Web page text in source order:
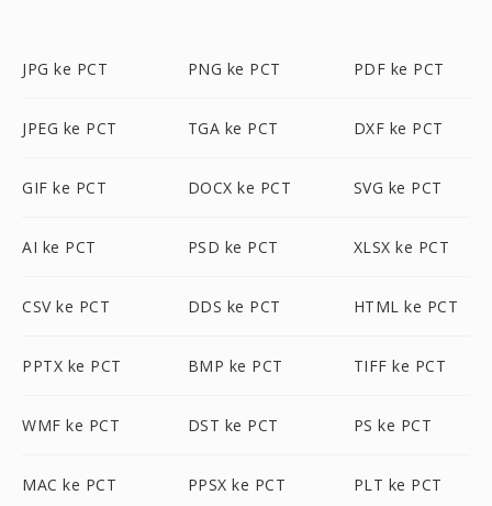
JPG ke PCT PNG ke PCT PDF ke PCT
JPEG ke PCT TGA ke PCT DXF ke PCT
GIF ke PCT DOCX ke PCT SVG ke PCT
AI ke PCT PSD ke PCT XLSX ke PCT
CSV ke PCT DDS ke PCT HTML ke PCT
PPTX ke PCT BMP ke PCT TIFF ke PCT
WMF ke PCT DST ke PCT PS ke PCT
MAC ke PCT PPSX ke PCT PLT ke PCT